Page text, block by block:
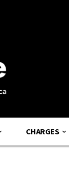
CHARGES